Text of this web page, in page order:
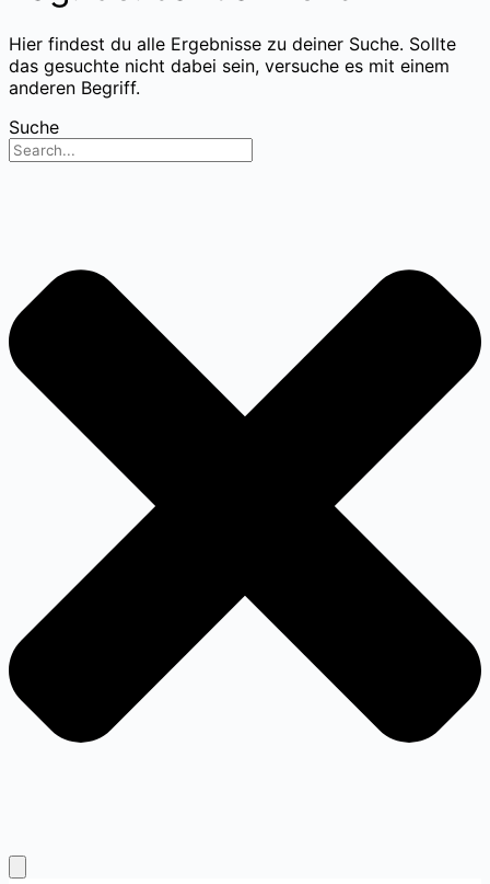
Hier findest du alle Ergebnisse zu deiner Suche. Sollte
das gesuchte nicht dabei sein, versuche es mit einem
anderen Begriff.
Suche